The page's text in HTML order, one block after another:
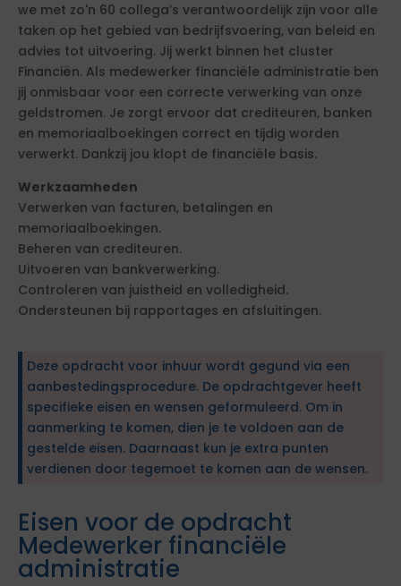
we met zo'n 60 collega’s verantwoordelijk zijn voor alle
taken op het gebied van bedrijfsvoering, van beleid en
advies tot uitvoering. Jij werkt binnen het cluster
Financiën. Als medewerker financiële administratie ben
jij onmisbaar voor een correcte verwerking van onze
geldstromen. Je zorgt ervoor dat crediteuren, banken
en memoriaalboekingen correct en tijdig worden
verwerkt. Dankzij jou klopt de financiële basis.
Werkzaamheden
Verwerken van facturen, betalingen en
memoriaalboekingen.
Beheren van crediteuren.
Uitvoeren van bankverwerking.
Controleren van juistheid en volledigheid.
Ondersteunen bij rapportages en afsluitingen.
Deze opdracht voor inhuur wordt gegund via een
aanbestedingsprocedure. De opdrachtgever heeft
specifieke eisen en wensen geformuleerd. Om in
aanmerking te komen, dien je te voldoen aan de
gestelde eisen. Daarnaast kun je extra punten
verdienen door tegemoet te komen aan de wensen.
Eisen voor de opdracht
Medewerker financiële
administratie